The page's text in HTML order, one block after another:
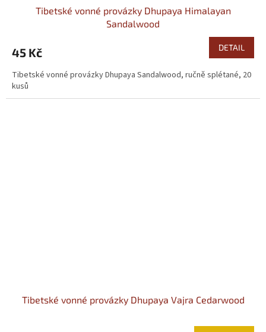
Tibetské vonné provázky Dhupaya Himalayan
Sandalwood
45 Kč DETAIL
Tibetské vonné provázky Dhupaya Sandalwood, ručně splétané, 20
kusů
Tibetské vonné provázky Dhupaya Vajra Cedarwood